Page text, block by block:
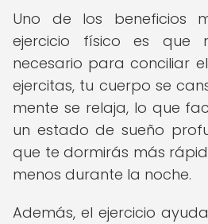
Uno de los beneficios
ejercicio físico es que
necesario para conciliar
ejercitas, tu cuerpo se
mente se relaja, lo que
un estado de sueño
que te dormirás más
menos durante la noche.
Además, el ejercicio